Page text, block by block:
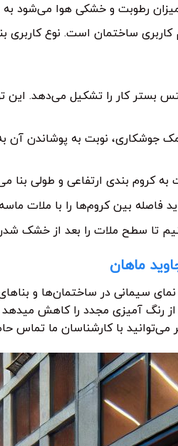
رطوبت و خشکی هوا می‌شود به
ساختمان است. نوع کاربری
بستر کار را تشکیل می‌دهد.
جوشکاری، نوبت به پوشاندن آن
به کروم بندی ارتفاعی و طولی بنا
باید فاصله بین کروم‌ها را با
تا سطح ملات را بعد از خشک
ماهان
نمای سیمانی در ساختمان‌ها و
رنگ آمیزی مجدد را کاهش میدهد
با کارشناسان ما تماس